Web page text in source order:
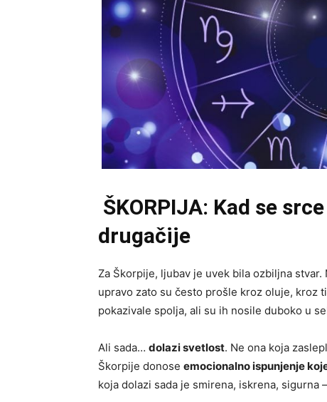
ŠKORPIJA: Kad se
drugačije
Za Škorpije, ljubav je uvek bila ozbiljna
upravo zato su često prošle kroz oluje, kroz
pokazivale spolja, ali su ih nosile duboko u
Ali sada… dolazi svetlost. Ne ona koja
Škorpije donose emocionalno ispunjenje
koja dolazi sada je smirena, iskrena, sigurna